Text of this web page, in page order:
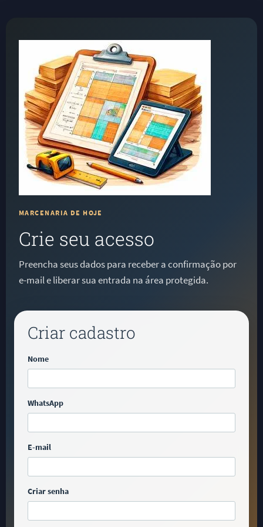
MARCENARIA DE HOJE
Crie seu acesso
Preencha seus dados para receber a confirmação por
e-mail e liberar sua entrada na área protegida.
Criar cadastro
Nome
WhatsApp
E-mail
Criar senha